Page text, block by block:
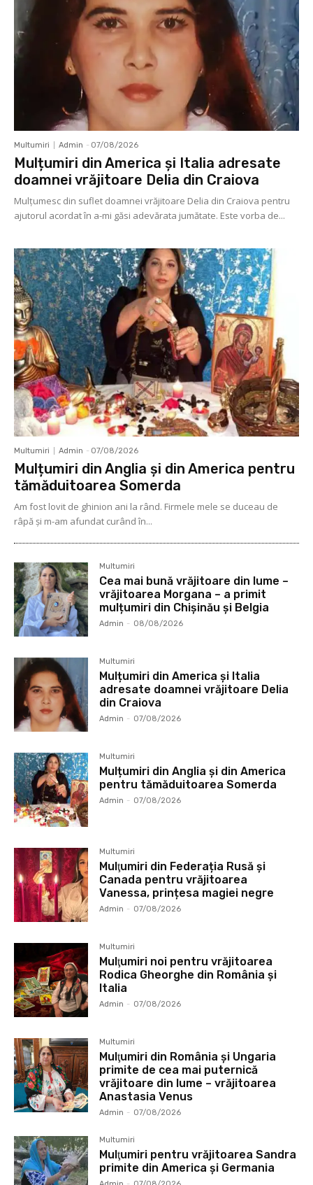
Multumiri Admin - 07/08/2026
Mulțumiri din America și Italia adresate
doamnei vrăjitoare Delia din Craiova
Mulţumesc din suflet doamnei vrăjitoare Delia din Craiova pentru
ajutorul acordat în a-mi găsi adevărata jumătate. Este vorba de...
Multumiri Admin - 07/08/2026
Mulțumiri din Anglia și din America pentru
tămăduitoarea Somerda
Am fost lovit de ghinion ani la rând. Firmele mele se duceau de
râpă şi m-am afundat curând în...
Multumiri
Cea mai bună vrăjitoare din lume –
vrăjitoarea Morgana – a primit
mulțumiri din Chișinău și Belgia
Admin - 08/08/2026
Multumiri
Mulțumiri din America și Italia
adresate doamnei vrăjitoare Delia
din Craiova
Admin - 07/08/2026
Multumiri
Mulțumiri din Anglia și din America
pentru tămăduitoarea Somerda
Admin - 07/08/2026
Multumiri
Mulţumiri din Federația Rusă și
Canada pentru vrăjitoarea
Vanessa, prințesa magiei negre
Admin - 07/08/2026
Multumiri
Mulţumiri noi pentru vrăjitoarea
Rodica Gheorghe din România și
Italia
Admin - 07/08/2026
Multumiri
Mulţumiri din România și Ungaria
primite de cea mai puternică
vrăjitoare din lume – vrăjitoarea
Anastasia Venus
Admin - 07/08/2026
Multumiri
Mulţumiri pentru vrăjitoarea Sandra
primite din America și Germania